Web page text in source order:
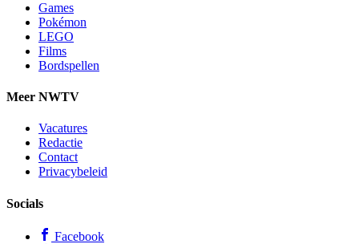
Games
Pokémon
LEGO
Films
Bordspellen
Meer NWTV
Vacatures
Redactie
Contact
Privacybeleid
Socials
Facebook